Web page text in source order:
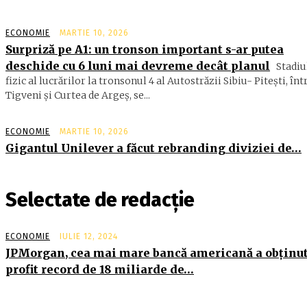
ECONOMIE MARTIE 10, 2026
Surpriză pe A1: un tronson important s-ar putea
deschide cu 6 luni mai devreme decât planul
fizic al lucrărilor la tronsonul 4 al Autostrăzii Sibiu- Piteşti,
Tigveni şi Curtea de Argeş, se...
ECONOMIE MARTIE 10, 2026
Gigantul Unilever a făcut rebranding diviziei de…
Selectate de redacție
ECONOMIE IULIE 12, 2024
JPMorgan, cea mai mare bancă americană a
profit record de 18 miliarde de…